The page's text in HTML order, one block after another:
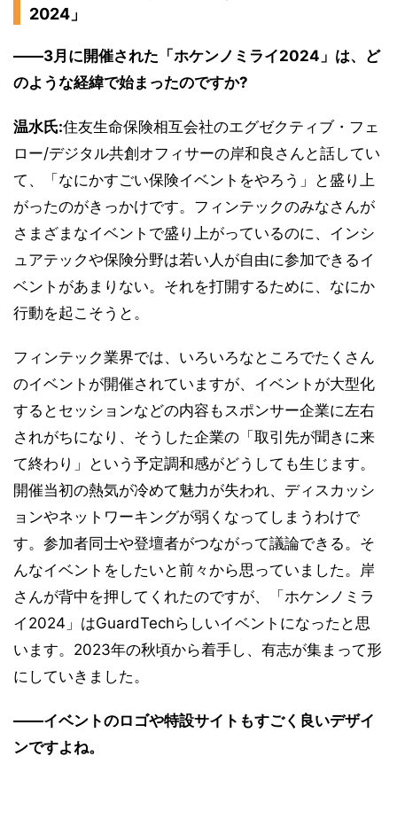
2024」
――3月に開催された「ホケンノミライ2024」は、ど
のような経緯で始まったのですか?
温水氏:住友生命保険相互会社のエグゼクティブ・フェ
ロー/デジタル共創オフィサーの岸和良さんと話してい
て、「なにかすごい保険イベントをやろう」と盛り上
がったのがきっかけです。フィンテックのみなさんが
さまざまなイベントで盛り上がっているのに、インシ
ュアテックや保険分野は若い人が自由に参加できるイ
ベントがあまりない。それを打開するために、なにか
行動を起こそうと。
フィンテック業界では、いろいろなところでたくさん
のイベントが開催されていますが、イベントが大型化
するとセッションなどの内容もスポンサー企業に左右
されがちになり、そうした企業の「取引先が聞きに来
て終わり」という予定調和感がどうしても生じます。
開催当初の熱気が冷めて魅力が失われ、ディスカッシ
ョンやネットワーキングが弱くなってしまうわけで
す。参加者同士や登壇者がつながって議論できる。そ
んなイベントをしたいと前々から思っていました。岸
さんが背中を押してくれたのですが、「ホケンノミラ
イ2024」はGuardTechらしいイベントになったと思
います。2023年の秋頃から着手し、有志が集まって形
にしていきました。
――イベントのロゴや特設サイトもすごく良いデザイ
ンですよね。